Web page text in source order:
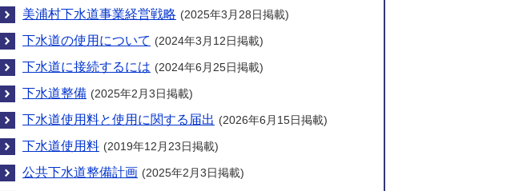
美浦村下水道事業経営戦略 (2025年3月28日掲載)
下水道の使用について (2024年3月12日掲載)
下水道に接続するには (2024年6月25日掲載)
下水道整備 (2025年2月3日掲載)
下水道使用料と使用に関する届出 (2026年6月15日掲載)
下水道使用料 (2019年12月23日掲載)
公共下水道整備計画 (2025年2月3日掲載)